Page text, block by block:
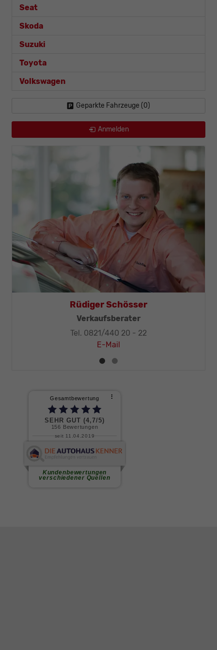
Seat
Skoda
Suzuki
Toyota
Volkswagen
Geparkte Fahrzeuge (0)
Anmelden
Thomas Mohr
Geschäftsleitung, KFZ-Techniker-Meister
Tel. 0821/440 20 - 32
E-Mail